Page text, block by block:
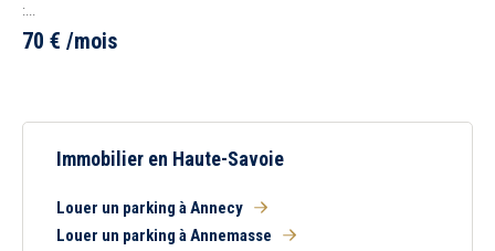
:...
70 € /mois
Immobilier en Haute-Savoie
Louer un parking à Annecy
Louer un parking à Annemasse